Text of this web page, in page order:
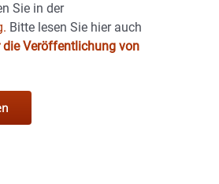
Sie in der
Bitte lesen Sie hier auch
die Veröffentlichung von